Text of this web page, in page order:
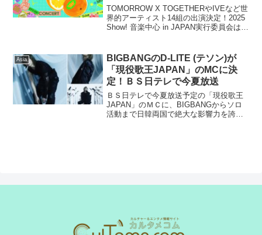
（金）〜チケット先行発売開始
TOMORROW X TOGETHERやIVEなど世
界的アーティスト14組の出演決定！2025
Show! 音楽中心 in JAPAN実行委員会は、
『2025 Sh...
Asia
BIGBANGのD-LITE (テソン)が
「現役歌王JAPAN」のMCに決
定！ＢＳ日テレで今夏放送
ＢＳ日テレで今夏放送予定の「現役歌王
JAPAN」のＭＣに、BIGBANGからソロ
活動まで日韓両国で絶大な影響力を誇る